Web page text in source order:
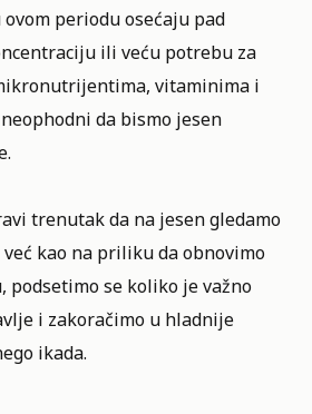
periodu osećaju pad
ili veću potrebu za
vitaminima i
da bismo jesen
trenutak da na jesen gledamo
kao na priliku da obnovimo
, podsetimo se koliko je važno
i zakoračimo u hladnije
ikada.